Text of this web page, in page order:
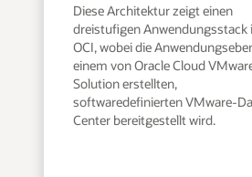
Diese Architektur zeigt einen
dreistufigen Anwendungsstack
OCI, wobei die
einem von Oracle Cloud
Solution erstellten,
softwaredefinierten VMware-
Center bereitgestellt wird.